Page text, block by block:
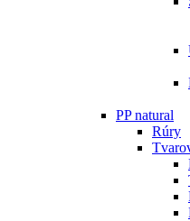
PP natural
Rúry